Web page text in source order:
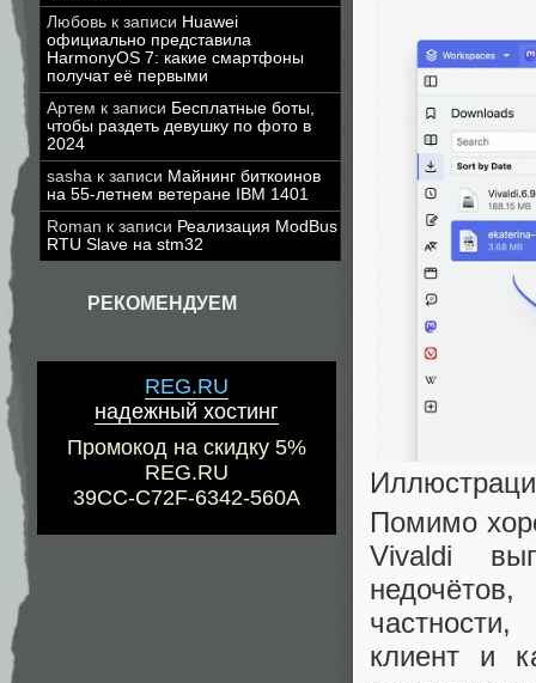
Любовь к записи Huawei
официально представила
HarmonyOS 7: какие смартфоны
получат её первыми
Артем к записи Бесплатные боты,
чтобы раздеть девушку по фото в
2024
sasha к записи Майнинг биткоинов
на 55-летнем ветеране IBM 1401
Roman к записи Реализация ModBus
RTU Slave на stm32
РЕКОМЕНДУЕМ
REG.RU
надежный хостинг
Промокод на скидку 5%
REG.RU
39CC-C72F-6342-560A
Помимо
Vivaldi
клиент и